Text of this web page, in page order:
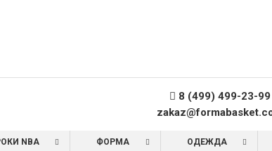
8 (499) 499-23-99
NBA ФОРМА ОДЕЖДА